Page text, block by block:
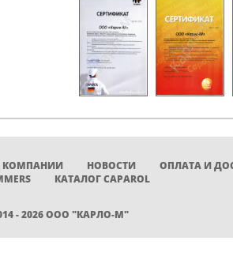
КОМПАНИИ НОВОСТИ
ОПЛАТА И
КАТАЛОГ CAPAROL
- 2026 ООО "КАРЛО-М"